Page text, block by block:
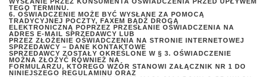
TEGO TERMINU.
6. OŚWIADCZENIE MOŻE BYĆ WYSŁANE ZA POMOCĄ
TRADYCYJNEJ POCZTY, FAXEM BĄDŹ DROGĄ
ELEKTRONICZNĄ POPRZEZ PRZESŁANIE OŚWIADCZENIA NA
ADRES E-MAIL SPRZEDAWCY LUB
PRZEZ ZŁOŻENIE OŚWIADCZENIA NA STRONIE INTERNETOWEJ
SPRZEDAWCY – DANE KONTAKTOWE
SPRZEDAWCY ZOSTAŁY OKREŚLONE W § 3. OŚWIADCZENIE
MOŻNA ZŁOŻYĆ RÓWNIEŻ NA
FORMULARZU, KTÓREGO WZÓR STANOWI ZAŁĄCZNIK NR 1 DO
NINIEJSZEGO REGULAMINU ORAZ